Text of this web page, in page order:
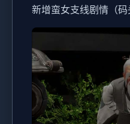
新增蛮女支线剧情（码